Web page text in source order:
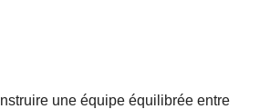
une équipe équilibrée entre